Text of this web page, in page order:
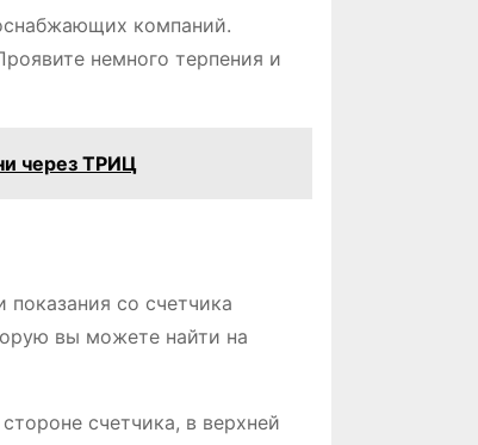
компаний.
немного терпения и
через ТРИЦ
со счетчика
вы можете найти на
счетчика, в верхней